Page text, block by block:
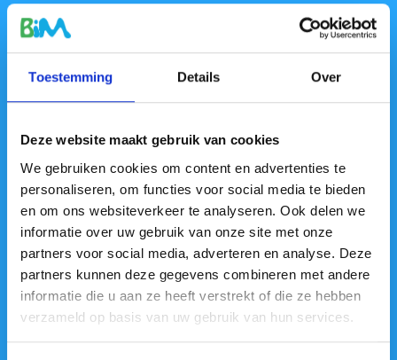
Toestemming Details Over
Deze website maakt gebruik van cookies
We gebruiken cookies om content en advertenties te
personaliseren, om functies voor social media te bieden
en om ons websiteverkeer te analyseren. Ook delen we
informatie over uw gebruik van onze site met onze
partners voor social media, adverteren en analyse. Deze
partners kunnen deze gegevens combineren met andere
informatie die u aan ze heeft verstrekt of die ze hebben
verzameld op basis van uw gebruik van hun services.
Muziekbeleving
Praktijk + supervisie + intervisie BiM-
Werkopdracht
Bespreken van de werkopdracht met
supervisie
Praktijk + supervisie + intervisie BiM-
activiteiten
Lunch